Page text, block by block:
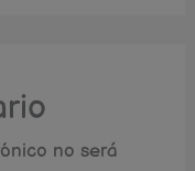
no será